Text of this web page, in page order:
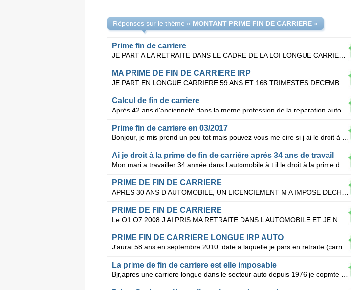
Réponses sur le thème « MONTANT PRIME FIN DE CARRIERE»
Prime fin de carriere
JE PART A LA RETRAITE DANS LE CADRE DE LA LOI LONGUE CARRIERE A 58 ANS LE 1 JUILLET 2010 AI JE DRO
MA PRIME DE FIN DE CARRIERE IRP
JE PART EN LONGUE CARRIERE 59 ANS ET 168 TRIMESTES DECEMBRE 2011 COMMENT JE RECUPERE MA PRIME DE
Calcul de fin de carriere
Après 42 ans d'ancienneté dans la meme profession de la reparation automobile depart volontaire a la
Prime fin de carriere en 03/2017
Ai je droit à la prime de fin de carriére aprés 34 ans de travail
PRIME DE FIN DE CARRIERE
PRIME DE FIN DE CARRIERE
PRIME FIN DE CARRIERE LONGUE IRP AUTO
J'aurai 58 ans en septembre 2010, date à laquelle je pars en retraite (carrière longue) : 43 ans de
La prime de fin de carriere est elle imposable